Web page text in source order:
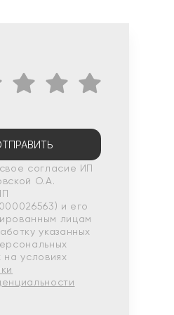
согласие ИП
О.А.
и его
лицам
указанных
на условиях